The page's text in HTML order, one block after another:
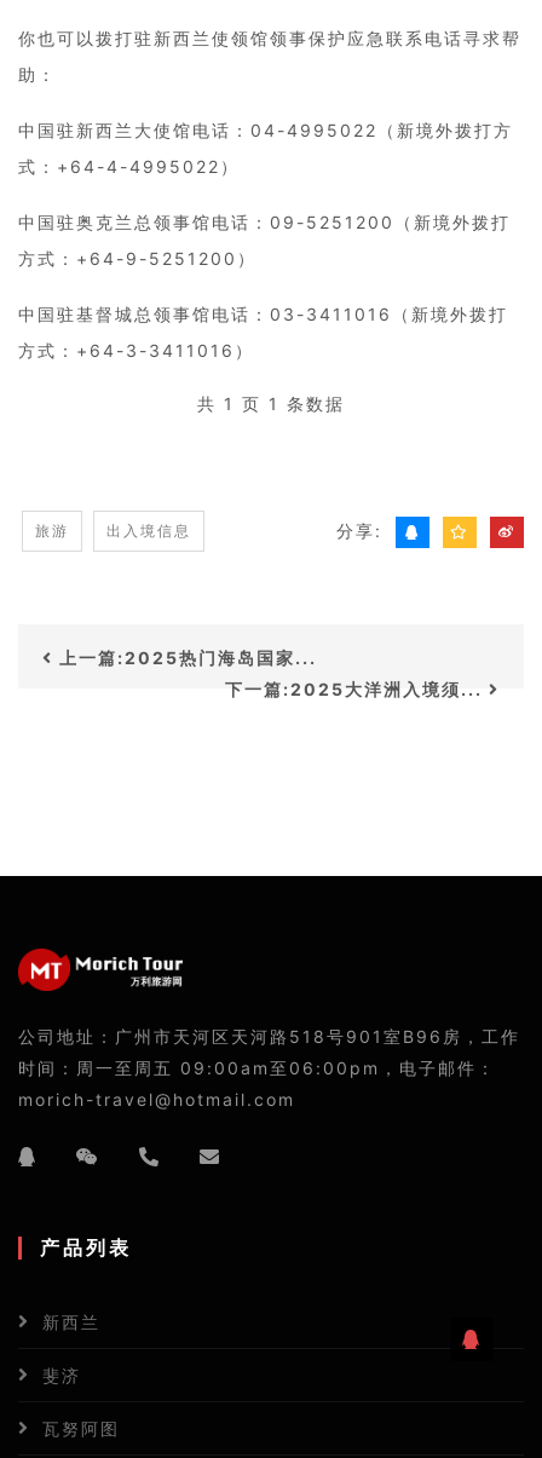
你也可以拨打驻新西兰使领馆领事保护应急联系电话寻求帮
助：
中国驻新西兰大使馆电话：04-4995022（新境外拨打方
式：+64-4-4995022）
中国驻奥克兰总领事馆电话：09-5251200（新境外拨打
方式：+64-9-5251200）
中国驻基督城总领事馆电话：03-3411016（新境外拨打
方式：+64-3-3411016）
共 1 页 1 条数据
旅游 出入境信息 分享:
上一篇:2025热门海岛国家...
下一篇:2025大洋洲入境须...
公司地址：广州市天河区天河路518号901室B96房，工作
时间：周一至周五 09:00am至06:00pm，电子邮件：
morich-travel@hotmail.com
产品列表
新西兰
斐济
瓦努阿图